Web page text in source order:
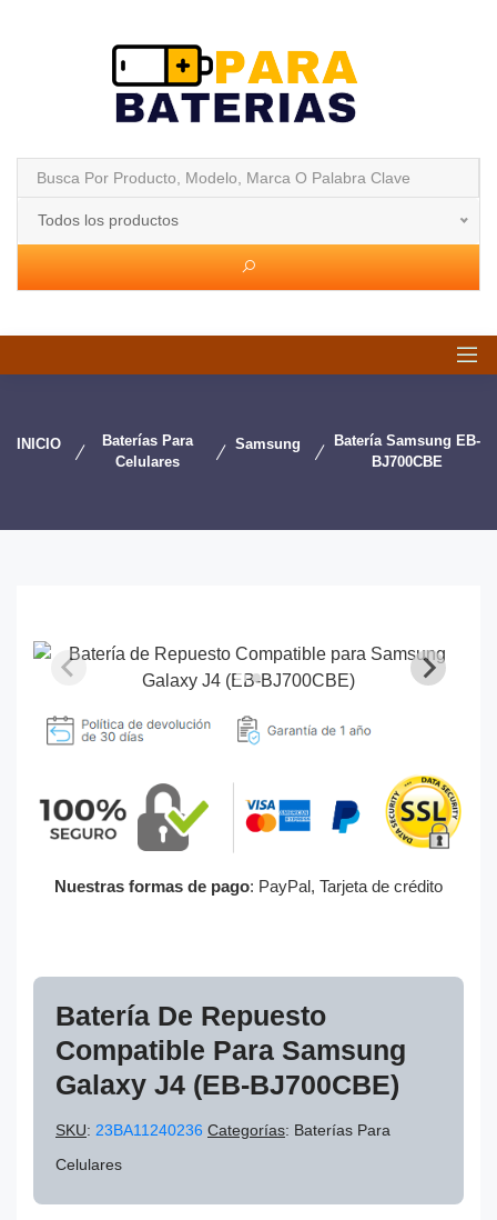
Todos los productos
INICIO
Baterías Para
Celulares
Samsung
Batería Samsung EB-
BJ700CBE
Nuestras formas de pago: PayPal, Tarjeta de crédito
Batería De Repuesto
Compatible Para Samsung
Galaxy J4 (EB-BJ700CBE)
SKU: 23BA11240236 Categorías: Baterías Para
Celulares